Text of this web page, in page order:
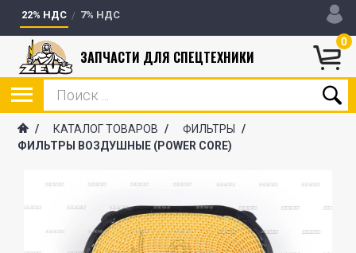
22% НДС 7% НДС
0
ЗАПЧАСТИ ДЛЯ СПЕЦТЕХНИКИ
/ КАТАЛОГ ТОВАРОВ / ФИЛЬТРЫ
/
ФИЛЬТРЫ ВОЗДУШНЫЕ (POWER CORE)